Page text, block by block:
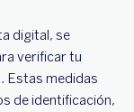
digital, se
verificar tu
Estas medidas
de identificación,